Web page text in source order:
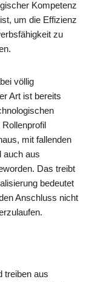
Kompetenz
um die Effizienz
zu
völlig
Art ist bereits
mit fallenden
auch aus
Das treibt
bedeutet
Anschluss nicht
treiben aus